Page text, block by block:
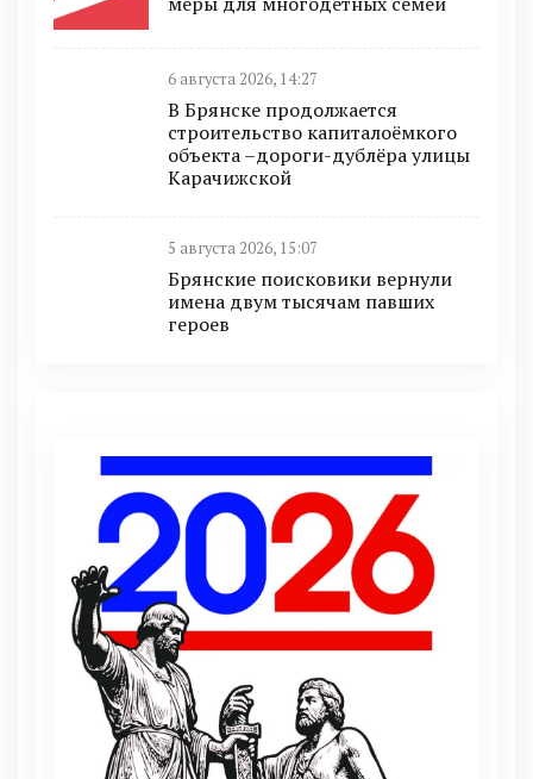
6 августа 2026, 14:27
В Брянске продолжается
строительство капиталоёмкого
объекта –дороги-дублёра улицы
Карачижской
5 августа 2026, 15:07
Брянские поисковики вернули
имена двум тысячам павших
героев